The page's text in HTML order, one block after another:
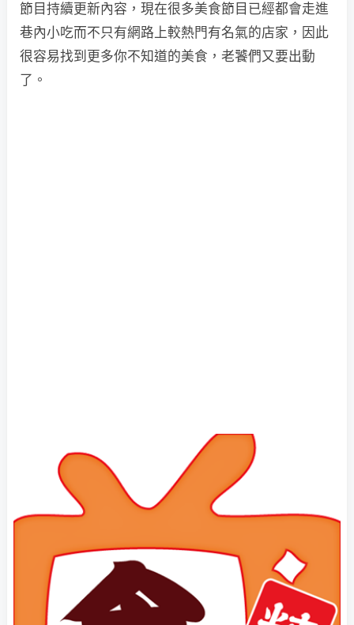
節目持續更新內容，現在很多美食節目已經都會走進
巷內小吃而不只有網路上較熱門有名氣的店家，因此
很容易找到更多你不知道的美食，老饕們又要出動
了。